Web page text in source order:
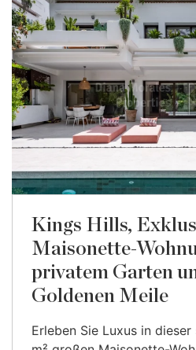
Kings Hills,
Maisonette-
privatem Garten
Goldenen Meile
Erleben Sie Luxus in